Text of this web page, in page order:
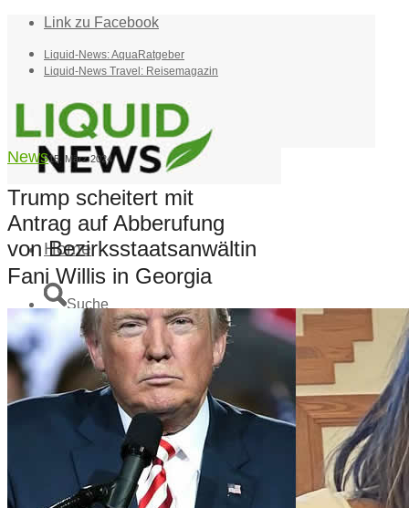
Link zu Facebook
Liquid-News: AquaRatgeber
Liquid-News Travel: Reisemagazin
Home
Suche
Menü Menü
News15. März 2024
Trump scheitert mit
Antrag auf Abberufung
von Bezirksstaatsanwältin
Fani Willis in Georgia